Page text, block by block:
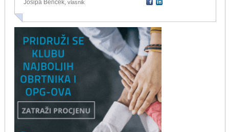
Josipa Bencek, vlasnik